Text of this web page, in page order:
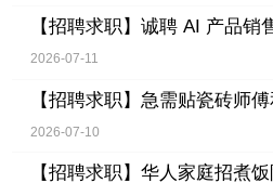
【招聘求职】 诚聘 AI 产品销
2026-07-11
【招聘求职】 急需贴瓷砖师傅
2026-07-10
【招聘求职】 华人家庭招煮饭